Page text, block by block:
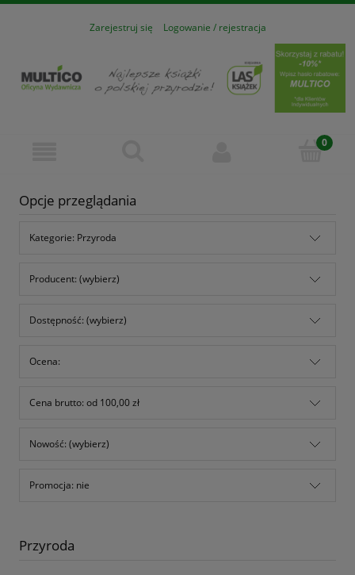
Zarejestruj się Logowanie / rejestracja
Opcje przeglądania
Kategorie: Przyroda
Producent: (wybierz)
Dostępność: (wybierz)
Ocena:
Cena brutto: od 100,00 zł
Nowość: (wybierz)
Promocja: nie
Przyroda